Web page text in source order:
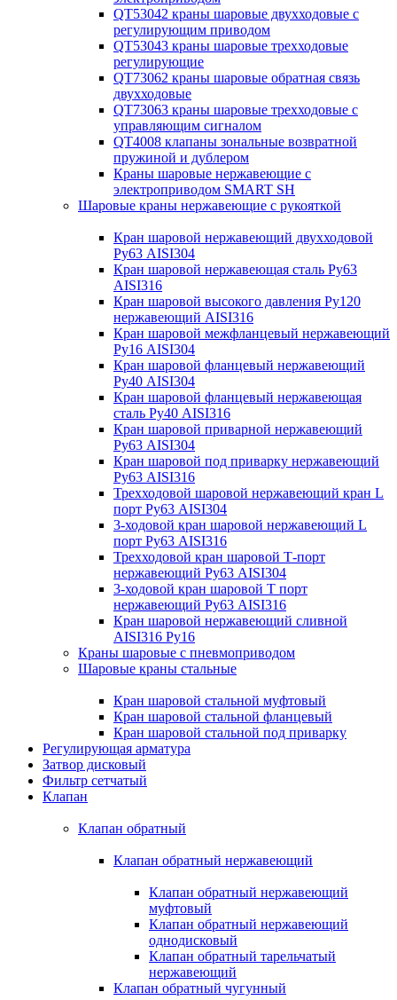
QT53042 краны шаровые двухходовые с
регулирующим приводом
QT53043 краны шаровые трехходовые
регулирующие
QT73062 краны шаровые обратная связь
двухходовые
QT73063 краны шаровые трехходовые с
управляющим сигналом
QT4008 клапаны зональные возвратной
пружиной и дублером
Краны шаровые нержавеющие с
электроприводом SMART SH
Шаровые краны нержавеющие с рукояткой
Кран шаровой нержавеющий двухходовой
Ру63 AISI304
Кран шаровой нержавеющая сталь Ру63
AISI316
Кран шаровой высокого давления Ру120
нержавеющий AISI316
Кран шаровой межфланцевый нержавеющий
Ру16 AISI304
Кран шаровой фланцевый нержавеющий
Ру40 AISI304
Кран шаровой фланцевый нержавеющая
сталь Ру40 AISI316
Кран шаровой приварной нержавеющий
Ру63 AISI304
Кран шаровой под приварку нержавеющий
Ру63 AISI316
Трехходовой шаровой нержавеющий кран L
порт Ру63 AISI304
3-ходовой кран шаровой нержавеющий L
порт Ру63 AISI316
Трехходовой кран шаровой Т-порт
нержавеющий Ру63 AISI304
3-ходовой кран шаровой Т порт
нержавеющий Ру63 AISI316
Кран шаровой нержавеющий сливной
AISI316 Ру16
Краны шаровые с пневмоприводом
Шаровые краны стальные
Кран шаровой стальной муфтовый
Кран шаровой стальной фланцевый
Кран шаровой стальной под приварку
Регулирующая арматура
Затвор дисковый
Фильтр сетчатый
Клапан
Клапан обратный
Клапан обратный нержавеющий
Клапан обратный нержавеющий
муфтовый
Клапан обратный нержавеющий
однодисковый
Клапан обратный тарельчатый
нержавеющий
Клапан обратный чугунный